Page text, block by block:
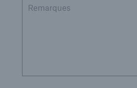
Remarques